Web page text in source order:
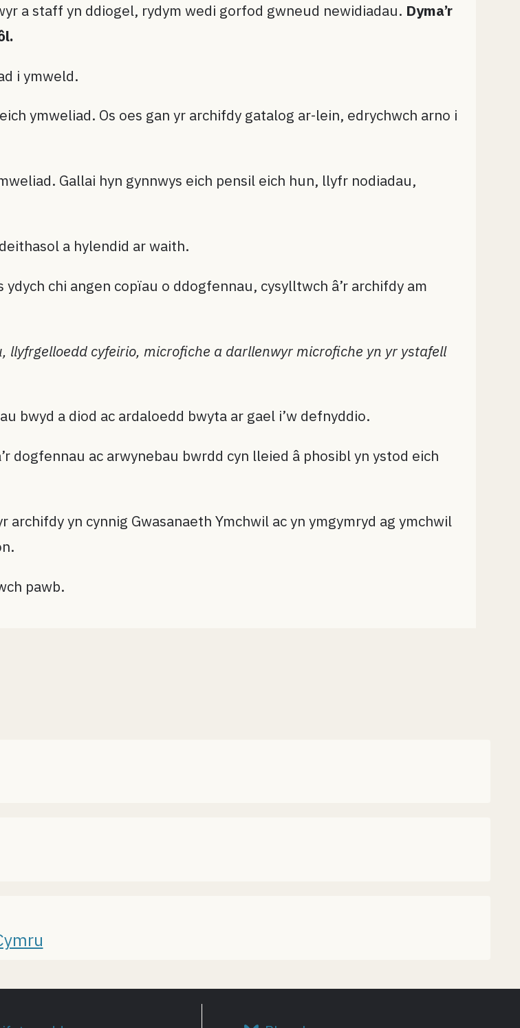
a staff yn ddiogel, rydym wedi gorfod gwneud newidiadau. Dyma’r
i ymweld.
ymweliad. Os oes gan yr archifdy gatalog ar-lein, edrychwch arno i
Gallai hyn gynnwys eich pensil eich hun, llyfr nodiadau,
a hylendid ar waith.
chi angen copïau o ddogfennau, cysylltwch â’r archifdy am
llyfrgelloedd cyfeirio, microfiche a darllenwyr microfiche yn yr ystafell
bwyd a diod ac ardaloedd bwyta ar gael i’w defnyddio.
dogfennau ac arwynebau bwrdd cyn lleied â phosibl yn ystod eich
archifdy yn cynnig Gwasanaeth Ymchwil ac yn ymgymryd ag ymchwil
pawb.